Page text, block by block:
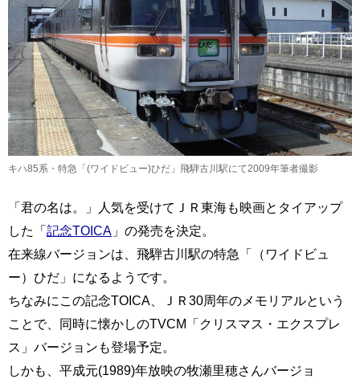
キハ85系・特急「(ワイドビュー)ひだ」飛騨古川駅にて2009年筆者撮影
「君の名は。」人気を受けてＪＲ東海も映画とタイアップ
した「記念TOICA 」の発売を決定。
在来線バージョンは、飛騨古川駅の特急「（ワイドビュ
ー）ひだ」になるようです。
ちなみにこの記念TOICA、ＪＲ30周年のメモリアルという
ことで、同時に懐かしのTVCM「クリスマス・エクスプレ
ス」バージョンも登場予定。
しかも、平成元(1989)年放映の牧瀬里穂さんバージョ